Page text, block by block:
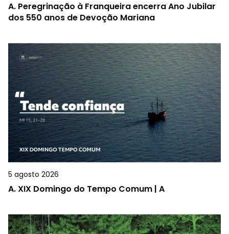
A. Peregrinação à Franqueira encerra Ano Jubilar
dos 550 anos de Devoção Mariana
5 agosto 2026
A.XIX Domingo do Tempo Comum | A